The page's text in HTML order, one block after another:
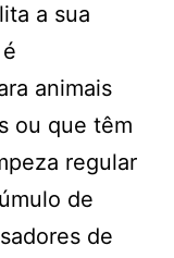
a sua
animais
ou que têm
regular
de
de